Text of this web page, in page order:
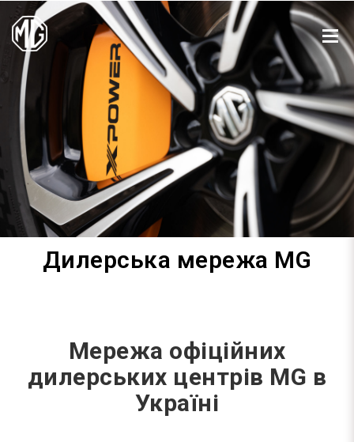
Дилерська мережа MG
Мережа офіційних
дилерських центрів MG в
Україні